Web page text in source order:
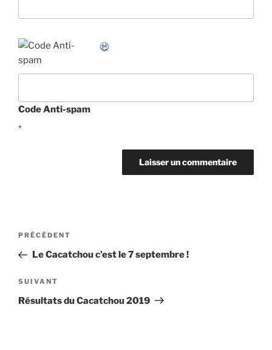
Code Anti-spam
*
Navigation
l’article
Article
précédent
PRÉCÉDENT
Le Cacatchou c’est le 7 septembre !
Article
suivant
SUIVANT
Résultats du Cacatchou 2019